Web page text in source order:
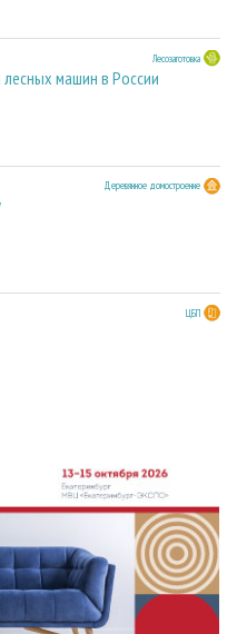
Лесозаготовка
машин в России
Деревянное домостроение
ЦБП